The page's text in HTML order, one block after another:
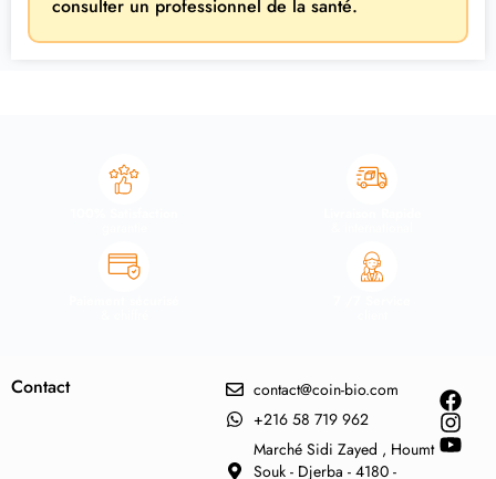
consulter un professionnel de la santé.
Contact
contact@coin-bio.com
+216 58 719 962
Marché Sidi Zayed , Houmt
Souk - Djerba - 4180 -